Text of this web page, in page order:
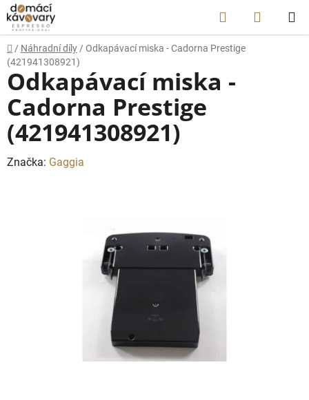
Přejít
na
obsah
Hledat
KOŠÍK
Domů
/ Náhradní díly / Odkapávací miska - Cadorna Prestige
(421941308921)
Odkapávací miska -
Cadorna Prestige
(421941308921)
Značka: Gaggia